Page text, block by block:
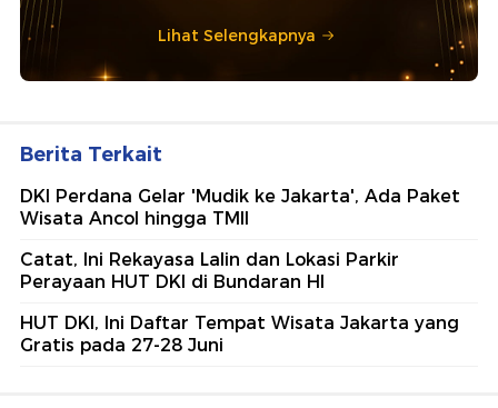
Lihat Selengkapnya
Berita Terkait
DKI Perdana Gelar 'Mudik ke Jakarta', Ada Paket
Wisata Ancol hingga TMII
Catat, Ini Rekayasa Lalin dan Lokasi Parkir
Perayaan HUT DKI di Bundaran HI
HUT DKI, Ini Daftar Tempat Wisata Jakarta yang
Gratis pada 27-28 Juni